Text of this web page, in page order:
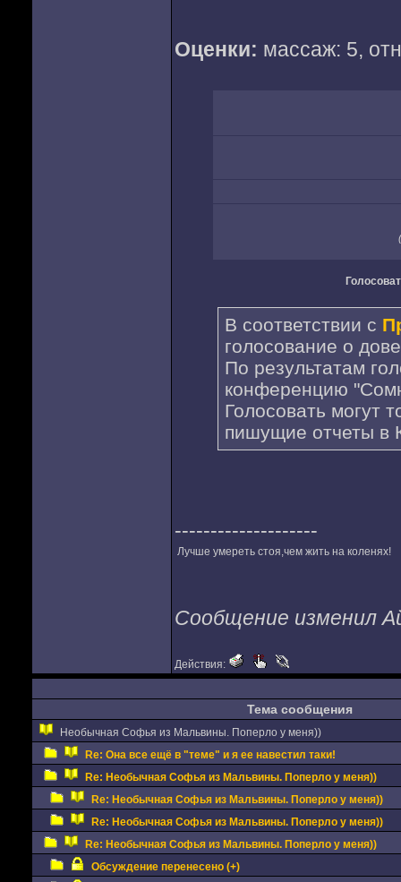
Оценки: массаж: 5,
В соответствии с
голосование о
По результатам
конференцию
Голосовать могут
пишущие отчеты в
--------------------
Лучше умереть стоя,чем жить на коленях!
Сообщение изменил
Действия:
Тема сообщения
Необычная Софья из Мальвины. Поперло у меня))
Re: Она все ещё в "теме" и я ее навестил таки!
Re: Необычная Софья из Мальвины. Поперло у меня))
Re: Необычная Софья из Мальвины. Поперло у меня))
Re: Необычная Софья из Мальвины. Поперло у меня))
Re: Необычная Софья из Мальвины. Поперло у меня))
Обсуждение перенесено (+)